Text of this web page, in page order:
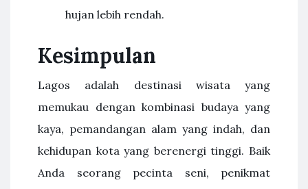
hujan lebih rendah.
Kesimpulan
Lagos adalah destinasi wisata yang
memukau dengan kombinasi budaya yang
kaya, pemandangan alam yang indah, dan
kehidupan kota yang berenergi tinggi. Baik
Anda seorang pecinta seni, penikmat